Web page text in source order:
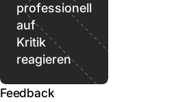
professionell
auf
Kritik
reagieren
Feedback